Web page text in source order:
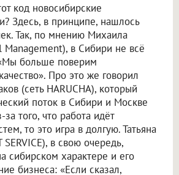
код новосибирские
Здесь, в принципе, нашлось
Так, по мнению Михаила
в Сибири не всё
больше поверим
Про это же говорил
(сеть HARUCHA), который
поток в Сибири и Москве
того, что работа идёт
то это игра в долгую. Татьяна
в свою очередь,
сибирском характере и его
бизнеса: «Если сказал,